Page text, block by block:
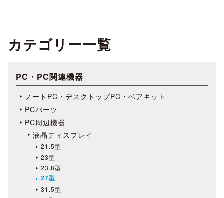
カテゴリー一覧
PC・PC関連機器
ノートPC・デスクトップPC・ベアキット
PCパーツ
PC周辺機器
液晶ディスプレイ
21.5型
23型
23.8型
27型
31.5型